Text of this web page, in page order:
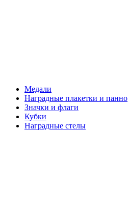
Медали
Наградные плакетки и панно
Значки и флаги
Кубки
Наградные стелы